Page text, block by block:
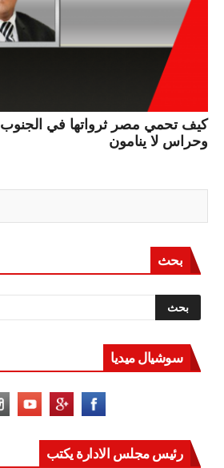
كيف تحمي مصر ثرواتها في
وحراس لا ينامون
بحث
سوشيال ميديا
رئيس مجلس الادارة يكتب